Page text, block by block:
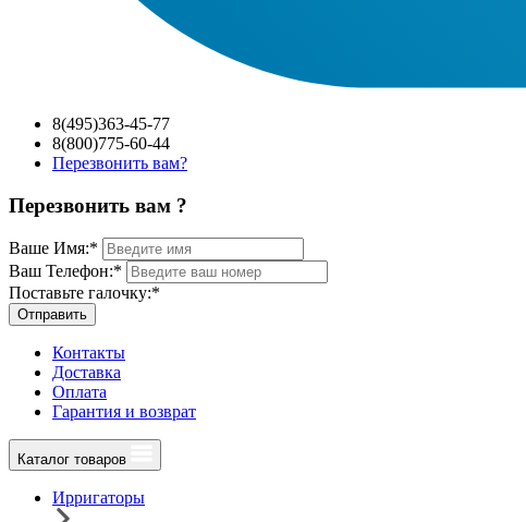
8(495)363-45-77
8(800)775-60-44
Перезвонить вам?
Перезвонить вам ?
Ваше Имя:*
Ваш Телефон:*
Поставьте галочку:*
Отправить
Контакты
Доставка
Оплата
Гарантия и возврат
Каталог товаров
Ирригаторы